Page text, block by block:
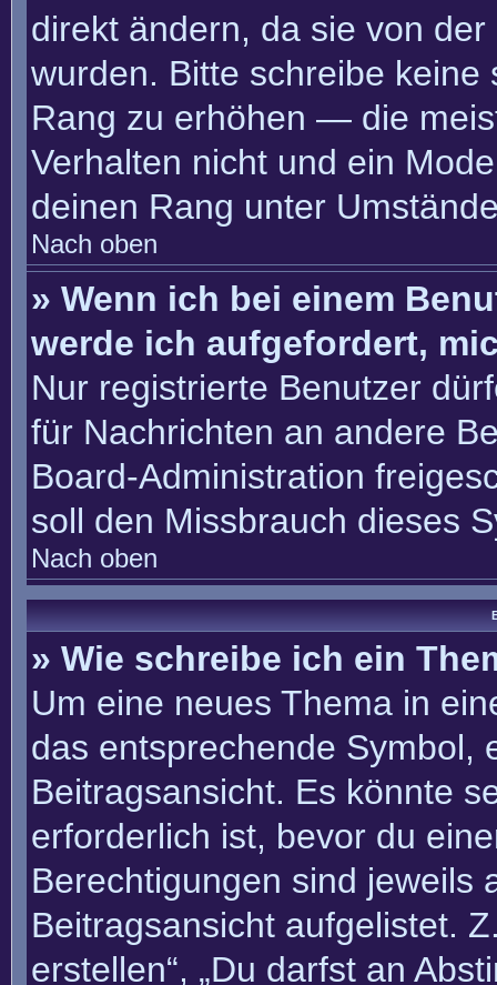
direkt ändern, da sie von
wurden. Bitte schreibe
Rang zu erhöhen — die
Verhalten nicht und ein
deinen Rang unter
Nach oben
» Wenn ich bei einem
werde ich aufgefordert,
Nur registrierte Benutzer
für Nachrichten an andere
Board-Administration
soll den Missbrauch dieses
Nach oben
» Wie schreibe ich ein
Um eine neues Thema in
das entsprechende Symbol,
Beitragsansicht. Es könnte
erforderlich ist, bevor du
Berechtigungen sind jeweils
Beitragsansicht aufgelistet.
erstellen“, „Du darfst an